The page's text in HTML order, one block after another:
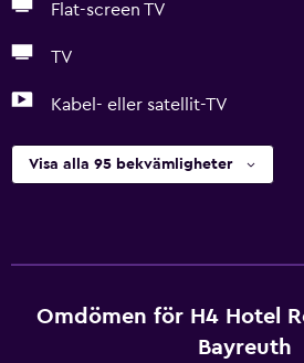
Flat-screen TV
TV
Kabel- eller satellit-TV
Visa alla 95 bekvämligheter
Omdömen för H4 Hotel
Bayreuth